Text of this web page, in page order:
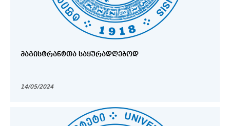
ᲛᲐᲒᲘᲡᲢᲠᲐᲜᲢᲗᲐ ᲡᲐᲧᲣᲠᲐᲓᲦᲔᲑᲝᲓ
14/05/2024